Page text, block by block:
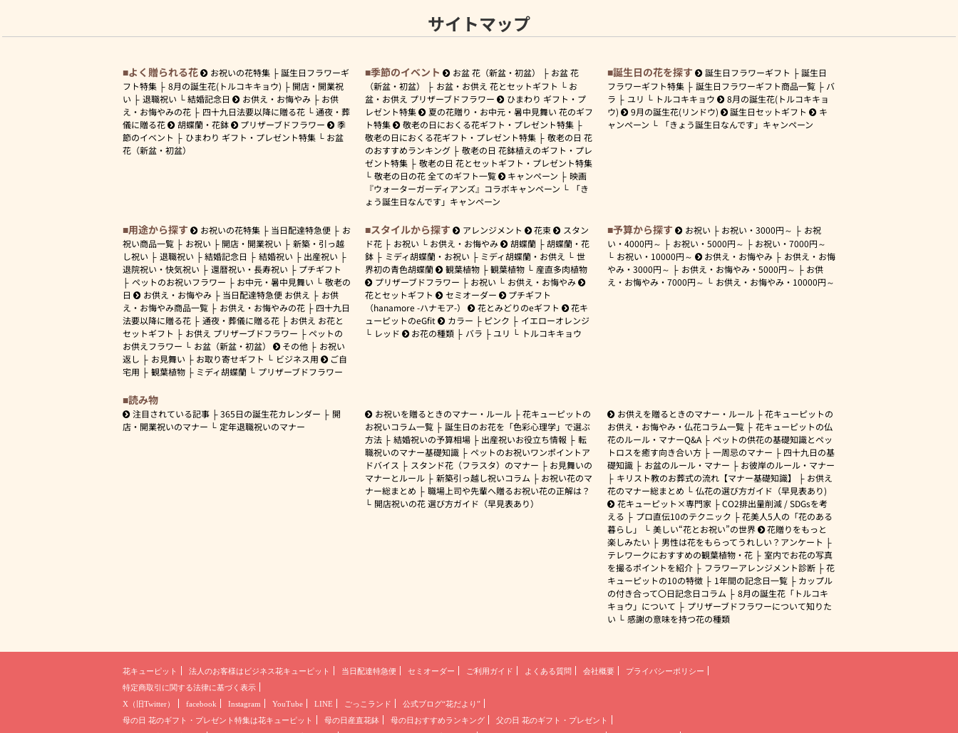
サイトマップ
よく贈られる花 お祝いの花特集
誕生日フラワーギ
フト特集
8月の誕生花(トルコキキョウ)
開店・開業祝
い
退職祝い 結婚記念日 お供え・お悔やみ
お供
え・お悔やみの花
四十九日法要以降に贈る花
通夜・葬
儀に贈る花
胡蝶蘭・花鉢 プリザーブドフラワー
季
節のイベント
ひまわり ギフト・プレゼント特集
お盆
花（新盆・初盆）
季節のイベント お盆 花（新盆・初盆）
お盆 花
（新盆・初盆）
お盆・お供え 花とセットギフト
お
盆・お供え プリザーブドフラワー
ひまわり ギフト・プ
レゼント特集
夏の花贈り・お中元・暑中見舞い 花のギフ
ト特集
敬老の日におくる花ギフト・プレゼント特集
敬老の日におくる花ギフト・プレゼント特集
敬老の日 花
のおすすめランキング
敬老の日 花鉢植えのギフト・プレ
ゼント特集
敬老の日 花とセットギフト・プレゼント特集
敬老の日の花 全てのギフト一覧
キャンペーン
映画
『ウォーターガーディアンズ』コラボキャンペーン
「き
ょう誕生日なんです」キャンペーン
誕生日の花を探す 誕生日フラワーギフト
誕生日
フラワーギフト特集
誕生日フラワーギフト商品一覧
バ
ラ
ユリ トルコキキョウ
8月の誕生花(トルコキキョ
ウ)
9月の誕生花(リンドウ) 誕生日セットギフト
キ
ャンペーン
「きょう誕生日なんです」キャンペーン
用途から探す お祝いの花特集 当日配達特急便
お
祝い商品一覧
お祝い 開店・開業祝い
新築・引っ越
し祝い
退職祝い 結婚記念日 結婚祝い
出産祝い
退院祝い・快気祝い
還暦祝い・長寿祝い
プチギフト
ペットのお祝いフラワー
お中元・暑中見舞い
敬老の
日
お供え・お悔やみ 当日配達特急便 お供え
お供
え・お悔やみ商品一覧
お供え・お悔やみの花
四十九日
法要以降に贈る花
通夜・葬儀に贈る花
お供え お花と
セットギフト
お供え プリザーブドフラワー
ペットの
お供えフラワー
お盆（新盆・初盆） その他
お祝い
返し
お見舞い お取り寄せギフト ビジネス用
ご自
宅用
観葉植物 ミディ胡蝶蘭 プリザーブドフラワー
スタイルから探す アレンジメント 花束
スタン
ド花
お祝い お供え・お悔やみ 胡蝶蘭
胡蝶蘭・花
鉢
ミディ胡蝶蘭・お祝い ミディ胡蝶蘭・お供え
世
界初の青色胡蝶蘭
観葉植物 観葉植物
産直多肉植物
プリザーブドフラワー
お祝い
お供え・お悔やみ
花とセットギフト
セミオーダー
プチギフト
（hanamore -ハナモア-）
花とみどりのeギフト
花キ
ューピットのeGfit
カラー ピンク
イエローオレンジ
レッド
お花の種類 バラ ユリ トルコキキョウ
予算から探す お祝い お祝い・3000円～
お祝
い・ 4000円～ お祝い・ 5000円～ お祝い・7000円～
お祝い・ 10000円～ お供え・お悔やみ
お供え・お悔
やみ・ 3000円～ お供え・お悔やみ・ 5000円～
お供
え・お悔やみ・ 7000円～ お供え・お悔やみ・ 10000円～
読み物
注目されている記事 365日の誕生花カレンダー
開
店・開業祝いのマナー
定年退職祝いのマナー
お祝いを贈るときのマナー・ルール
花キューピットの
お祝いコラム一覧
誕生日のお花を「色彩心理学」で選ぶ
方法
結婚祝いの予算相場 出産祝いお役立ち情報
転
職祝いのマナー基礎知識
ペットのお祝いワンポイントア
ドバイス
スタンド花（フラスタ）のマナー
お見舞いの
マナーとルール
新築引っ越し祝いコラム
お祝い花のマ
ナー総まとめ
職場上司や先輩へ贈るお祝い花の正解は？
開店祝いの花 選び方ガイド（早見表あり）
お供えを贈るときのマナー・ルール
花キューピットの
お供え・お悔やみ・仏花コラム一覧
花キューピットの仏
花のルール・マナーQ&A
ペットの供花の基礎知識とペッ
トロスを癒す向き合い方
一周忌のマナー
四十九日の基
礎知識
お盆のルール・マナー
お彼岸のルール・マナー
キリスト教のお葬式の流れ【マナー基礎知識】
お供え
花のマナー総まとめ
仏花の選び方ガイド（早見表あり)
花キューピット×専門家
CO2排出量削減 / SDGsを考
える
プロ直伝10のテクニック
花美人5人の「花のある
暮らし」
美しい“花とお祝い”の世界
花贈りをもっと
楽しみたい
男性は花をもらってうれしい？アンケート
テレワークにおすすめの観葉植物・花
室内でお花の写真
を撮るポイントを紹介
フラワーアレンジメント診断
花
キューピットの10の特徴
1年間の記念日一覧
カップル
の付き合って〇日記念日コラム
8月の誕生花「トルコキ
キョウ」について
プリザーブドフラワーについて知りた
い
感謝の意味を持つ花の種類
花キューピット 法人のお客様は ビジネス花キューピット 当日配達特急便 セミオーダー ご利用ガイド よくある質問 会社概要
プライバシーポリシー
特定商取引に関する法律に基づく表示
X（旧Twitter）
facebook Instagram YouTube LINE ごっこランド
公式ブログ“花だより”
母の日 花のギフト・プレゼント 特集は花キューピット 母の日産直花鉢 母の日おすすめランキング
父の日 花のギフト・プレゼント